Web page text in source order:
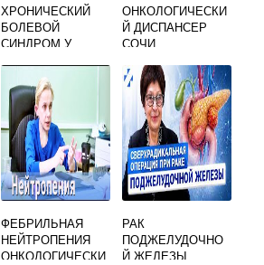
ХРОНИЧЕСКИЙ
БОЛЕВОЙ
СИНДРОМ У
Х БОЛЬНЫХ
ОНКОЛОГИЧЕСКИ
Й ДИСПАНСЕР
СОЧИ
ТЕЛЕФОН
ФЕБРИЛЬНАЯ
НЕЙТРОПЕНИЯ
ОНКОЛОГИЧЕСКИ
РАК
ПОДЖЕЛУДОЧНО
Й ЖЕЛЕЗЫ